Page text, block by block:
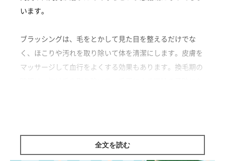
います。
ブラッシングは、毛をとかして見た目を整えるだけでな
く、ほこりや汚れを取り除いて体を清潔にします。皮膚を
マッサージして血行をよくする効果もあります。換毛期の
監修／ねこのきもち相談室 担当獣医師
全文を読む